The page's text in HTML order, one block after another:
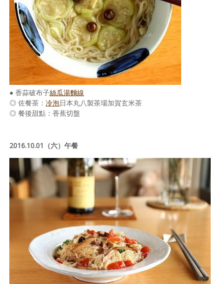
● 香蒜破布子絲瓜湯麵線
◎ 佐餐茶： 冷泡日本丸八製茶場加賀玄米茶
◎ 餐後甜點：香蕉切盤
2016.10.01（六）午餐